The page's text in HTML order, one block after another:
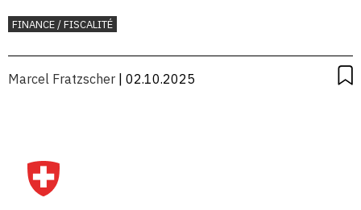
FINANCE / FISCALITÉ
Marcel Fratzscher | 02.10.2025